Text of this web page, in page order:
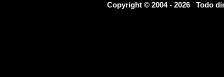
Copyright © 2004 - 2026 Todo